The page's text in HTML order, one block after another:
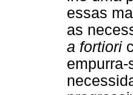
essas
as
a fortiori